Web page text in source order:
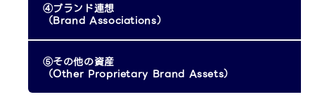
④ブランド連想
（Brand Associations）
⑤その他の資産
（Other Proprietary Brand Assets）